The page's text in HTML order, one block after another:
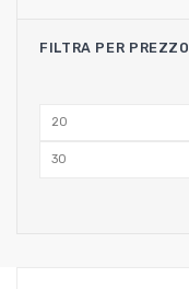
FILTRA PER PREZZO
Min
Max